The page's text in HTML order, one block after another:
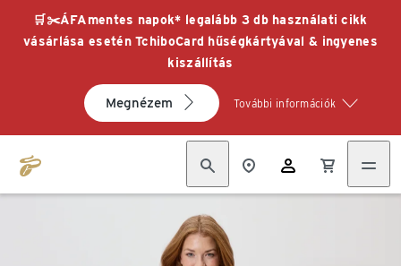
🛒✂️ÁFAmentes napok* legalább 3 db használati cikk
vásárlása esetén TchiboCard hűségkártyával & ingyenes
kiszállítás
Megnézem További információk